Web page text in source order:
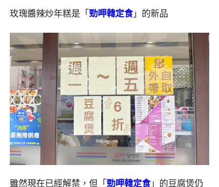
玫瑰醬辣炒年糕是「 勁呷韓定食」的新品
雖然現在已經解禁，但「 勁呷韓定食」的豆腐煲仍